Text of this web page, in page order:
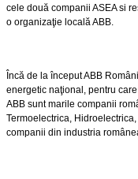
cele două companii ASEA si
o organizaţie locală ABB.
Încă de la început ABB
energetic naţional, pentru
ABB sunt marile companii
Termoelectrica,
companii din industria